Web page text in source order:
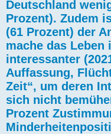
Deutschland
Prozent). Zudem
(61 Prozent) der
mache das Leben
interessanter
Auffassung,
Zeit“, um deren
sich nicht
Prozent